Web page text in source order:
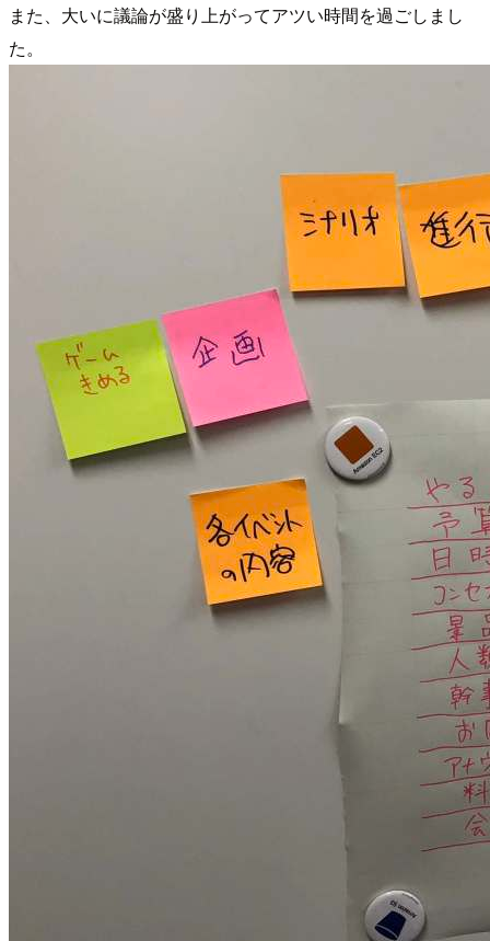
また、大いに議論が盛り上がってアツい時間を過ごしまし
た。